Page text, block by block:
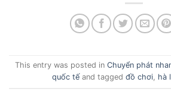
This entry was posted in Chuyển phát
quốc tế and tagged đồ chơi, hà